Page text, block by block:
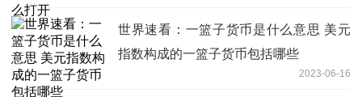
世界速看：一篮子货币是什么意思 美元
指数构成的一篮子货币包括哪些
2023-06-16